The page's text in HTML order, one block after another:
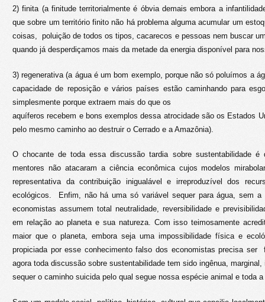
2) finita (a finitude territorialmente é óbvia demais embora a
que sobre um território finito não há problema alguma acumular um
coisas, poluição de todos os tipos, cacarecos e pessoas nem buscar
quando já desperdiçamos mais da metade da energia disponível para
3) regenerativa (a água é um bom exemplo, porque não só poluímos a
capacidade de reposição e vários países estão caminhando para
simplesmente porque extraem mais do que os
aquíferos recebem e bons exemplos dessa atrocidade são os Estados
pelo mesmo caminho ao destruir o Cerrado e a Amazônia).
O chocante de toda essa discussão tardia sobre sustentabilidade é
mentores não atacaram a ciência econômica cujos modelos
representativa da contribuição inigualável e irreproduzível dos
ecológicos. Enfim, não há uma só variável sequer para água, sem
economistas assumem total neutralidade, reversibilidade e
em relação ao planeta e sua natureza. Com isso teimosamente
maior que o planeta, embora seja uma impossibilidade física e
propiciada por esse conhecimento falso dos economistas precisa ser
agora toda discussão sobre sustentabilidade tem sido ingênua,
sequer o caminho suicida pelo qual segue nossa espécie animal e toda